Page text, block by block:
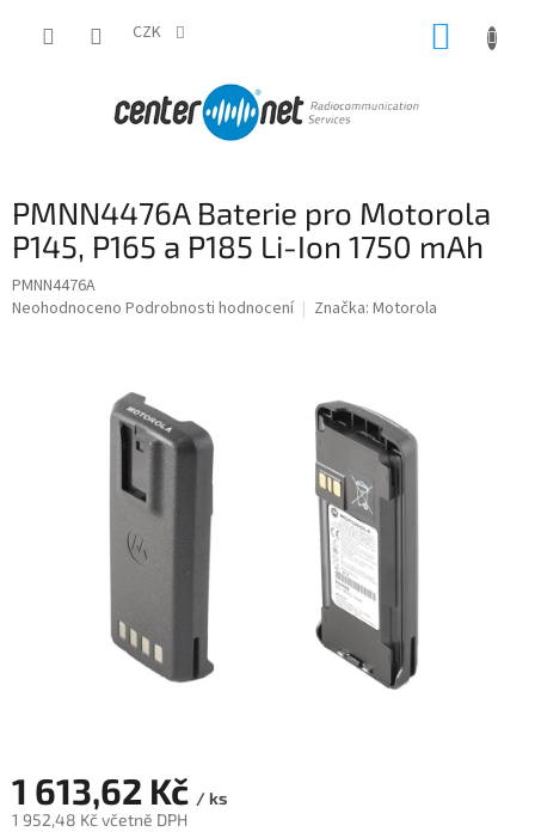
CZK
PMNN4476A Baterie pro Motorola
P145, P165 a P185 Li-Ion 1750 mAh
PMNN4476A
Průměrné
Neohodnoceno Podrobnosti hodnocení Značka: Motorola
1 613,62 Kč / ks
1 952,48 Kč včetně DPH